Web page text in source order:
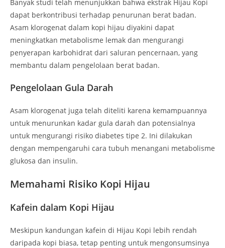
Banyak studi telah menunjukkan bahwa ekstrak Hijau Kopi
dapat berkontribusi terhadap penurunan berat badan.
Asam klorogenat dalam kopi hijau diyakini dapat
meningkatkan metabolisme lemak dan mengurangi
penyerapan karbohidrat dari saluran pencernaan, yang
membantu dalam pengelolaan berat badan.
Pengelolaan Gula Darah
Asam klorogenat juga telah diteliti karena kemampuannya
untuk menurunkan kadar gula darah dan potensialnya
untuk mengurangi risiko diabetes tipe 2. Ini dilakukan
dengan mempengaruhi cara tubuh menangani metabolisme
glukosa dan insulin.
Memahami Risiko Kopi Hijau
Kafein dalam Kopi Hijau
Meskipun kandungan kafein di Hijau Kopi lebih rendah
daripada kopi biasa, tetap penting untuk mengonsumsinya